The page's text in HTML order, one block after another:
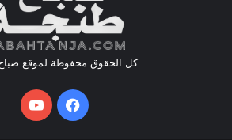
كل الحقوق محفوظة لموقع
فيسبوك